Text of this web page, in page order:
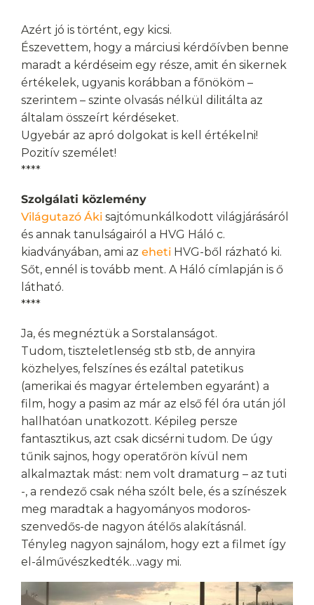
Azért jó is történt, egy kicsi.
Észevettem, hogy a márciusi kérdőívben benne
maradt a kérdéseim egy része, amit én sikernek
értékelek, ugyanis korábban a főnököm –
szerintem – szinte olvasás nélkül dilitálta az
általam összeírt kérdéseket.
Ugyebár az apró dolgokat is kell értékelni!
Pozitív személet!
****
Szolgálati közlemény
Világutazó Ákisajtómunkálkodott világjárásáról
és annak tanulságairól a HVG Háló c.
kiadványában, ami az ehetiHVG-ből rázható ki.
Sőt, ennél is tovább ment. A Háló címlapján is ő
látható.
****
Ja, és megnéztük a Sorstalanságot.
Tudom, tiszteletlenség stb stb, de annyira
közhelyes, felszínes és ezáltal patetikus
(amerikai és magyar értelemben egyaránt) a
film, hogy a pasim az már az első fél óra után jól
hallhatóan unatkozott. Képileg persze
fantasztikus, azt csak dicsérni tudom. De úgy
tűnik sajnos, hogy operatőrön kívül nem
alkalmaztak mást: nem volt dramaturg – az tuti
-, a rendező csak néha szólt bele, és a színészek
meg maradtak a hagyományos modoros-
szenvedős-de nagyon átélős alakításnál.
Tényleg nagyon sajnálom, hogy ezt a filmet így
el-álművészkedték…vagy mi.